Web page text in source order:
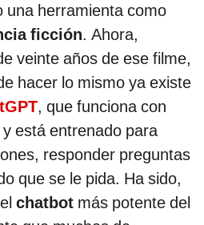
herramienta como
ficción. Ahora,
veinte años de ese filme,
hacer lo mismo ya existe
, que funciona con
está entrenado para
responder preguntas
que se le pida. Ha sido,
chatbot más potente del